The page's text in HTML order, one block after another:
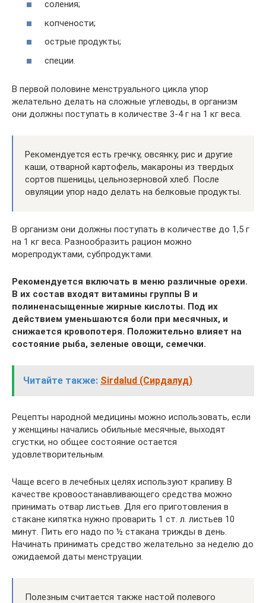
соления;
копчености;
острые продукты;
специи.
В первой половине менструального цикла упор
желательно делать на сложные углеводы, в организм
они должны поступать в количестве 3-4 г на 1 кг веса.
Рекомендуется есть гречку, овсянку, рис и другие
каши, отварной картофель, макароны из твердых
сортов пшеницы, цельнозерновой хлеб. После
овуляции упор надо делать на белковые продукты.
В организм они должны поступать в количестве до 1,5 г
на 1 кг веса. Разнообразить рацион можно
морепродуктами, субпродуктами.
Рекомендуется включать в меню различные орехи.
В их состав входят витамины группы В и
полиненасыщенные жирные кислоты. Под их
действием уменьшаются боли при месячных, и
снижается кровопотеря. Положительно влияет на
состояние рыба, зеленые овощи, семечки.
Читайте также: Sirdalud (Сирдалуд)
Рецепты народной медицины можно использовать, если
у женщины начались обильные месячные, выходят
сгустки, но общее состояние остается
удовлетворительным.
Чаще всего в лечебных целях используют крапиву. В
качестве кровоостанавливающего средства можно
принимать отвар листьев. Для его приготовления в
стакане кипятка нужно проварить 1 ст. л. листьев 10
минут. Пить его надо по ½ стакана трижды в день.
Начинать принимать средство желательно за неделю до
ожидаемой даты менструации.
Полезным считается также настой полевого